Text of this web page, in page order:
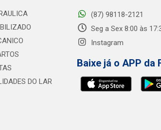
DO LAR
(87) 98118-2121
Seg a Sex 8:00 às
Instagram
Baixe já o APP da